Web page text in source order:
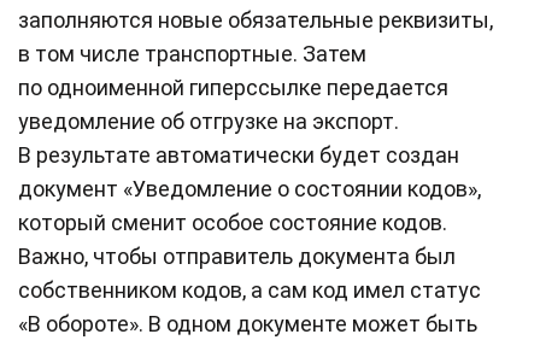
заполняются новые обязательные реквизиты,
в том числе транспортные. Затем
по одноименной гиперссылке передается
уведомление об отгрузке на экспорт.
В результате автоматически будет создан
документ «Уведомление о состоянии кодов»,
который сменит особое состояние кодов.
Важно, чтобы отправитель документа был
собственником кодов, а сам код имел статус
«В обороте». В одном документе может быть